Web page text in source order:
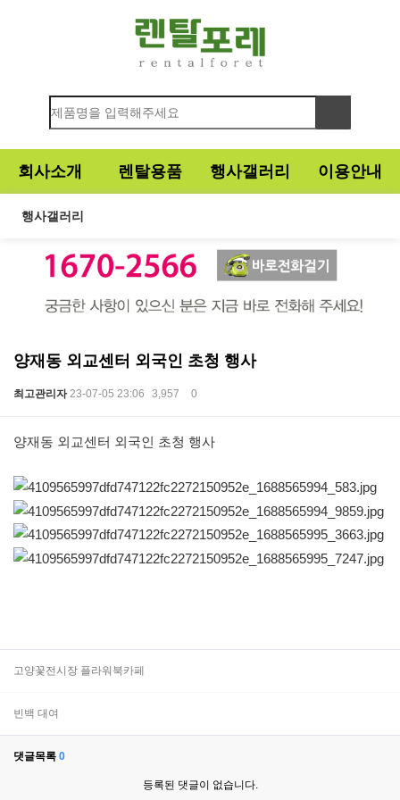
회사소개 렌탈용품 행사갤러리 이용안내
행사갤러리
양재동 외교센터 외국인 초청 행사
최고관리자 23-07-05 23:06 3,957 0
본문
양재동 외교센터 외국인 초청 행사
고양꽃전시장 플라워북카페
빈백 대여
댓글목록 0
등록된 댓글이 없습니다.